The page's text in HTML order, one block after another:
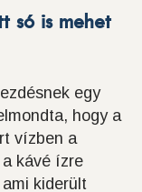
só is mehet
egy
hogy a
vízben a
kávé ízre
kiderült